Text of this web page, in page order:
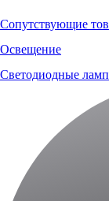
Сопутствующие
Освещение
Светодиодные